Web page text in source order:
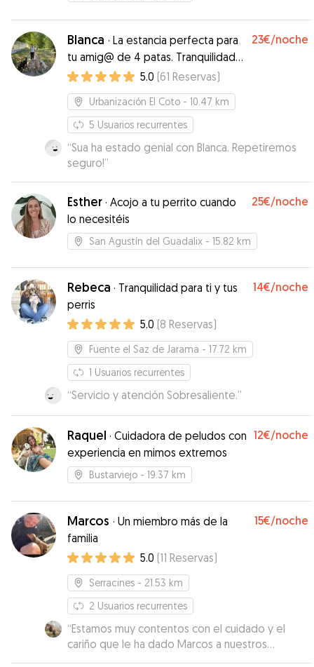
¡GRACIAS!”
Blanca · La estancia perfecta para
tu amig@ de 4 patas. Tranquilidad
para ti y para ellos
23€/noche
5.0 (61 Reservas)
Urbanización El Coto - 10.47 km
5 Usuarios recurrentes
“Sua ha estado genial con Blanca. Repetiremos
seguro!”
Esther · Acojo a tu perrito cuando
lo necesitéis
25€/noche
San Agustín del Guadalix - 15.82 km
Rebeca · Tranquilidad para ti y tus
perris
14€/noche
5.0 (8 Reservas)
Fuente el Saz de Jarama - 17.72 km
1 Usuarios recurrentes
“Servicio y atención Sobresaliente.”
Raquel · Cuidadora de peludos con
experiencia en mimos extremos
12€/noche
Bustarviejo - 19.37 km
Marcos · Un miembro más de la
familia
15€/noche
5.0 (11 Reservas)
Serracines - 21.53 km
2 Usuarios recurrentes
“Estamos muy contentos con el cuidado y el
cariño que le ha dado Marcos a nuestros
perretes. Era la primera vez que los teníamos